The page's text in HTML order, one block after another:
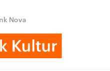
Nova